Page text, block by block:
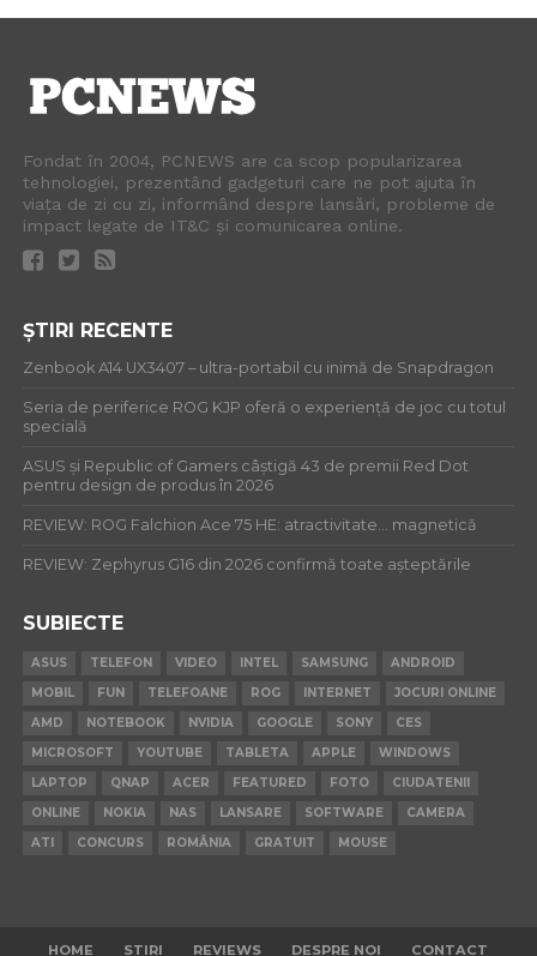
Fondat în 2004, PCNEWS are ca scop popularizarea
tehnologiei, prezentând gadgeturi care ne pot ajuta în
viața de zi cu zi, informând despre lansări, probleme de
impact legate de IT&C și comunicarea online.
ȘTIRI RECENTE
Zenbook A14 UX3407 – ultra-portabil cu inimă de Snapdragon
Seria de periferice ROG KJP oferă o experiență de joc cu totul
specială
ASUS și Republic of Gamers câștigă 43 de premii Red Dot
pentru design de produs în 2026
REVIEW: ROG Falchion Ace 75 HE: atractivitate… magnetică
REVIEW: Zephyrus G16 din 2026 confirmă toate așteptările
SUBIECTE
ASUS TELEFON VIDEO INTEL SAMSUNG
ANDROID
MOBIL
FUN TELEFOANE ROG INTERNET
JOCURI ONLINE
AMD
NOTEBOOK NVIDIA GOOGLE SONY
CES
MICROSOFT
YOUTUBE TABLETA APPLE
WINDOWS
LAPTOP
QNAP ACER FEATURED FOTO
CIUDATENII
ONLINE
NOKIA NAS LANSARE SOFTWARE
CAMERA
ATI
CONCURS ROMÂNIA GRATUIT MOUSE
HOME STIRI REVIEWS DESPRE NOI CONTACT